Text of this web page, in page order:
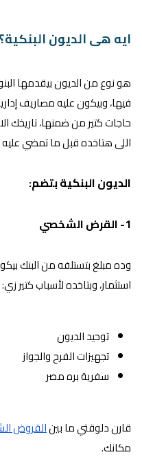
ايه هى الديون البنكية؟
هو نوع من الديون بيقدمها
فيها، وبيكون عليه مصاريف
حاجات كتير من ضمنها، تاريخك
اللى هتاخده قبل ما تمضي
الديون البنكية بتضم:
1- القرض الشخصي
وده مبلغ بتستلفه من البنك
استثمار، وبتاخده لأسباب كتير زي:
توحيد الديون
تجهيزات الفرح والجواز
سفرية بره مصر
قارن دلوقتي ما بينالقروض
مكانك.